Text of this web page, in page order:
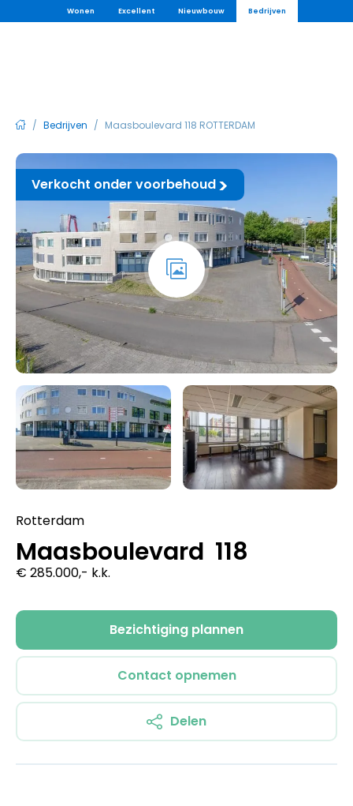
Wonen Excellent Nieuwbouw Bedrijven
/ Bedrijven / Maasboulevard 118 ROTTERDAM
Verkocht onder voorbehoud
Rotterdam
Maasboulevard 118
€ 285.000,- k.k.
Bezichtiging plannen
Contact opnemen
Delen